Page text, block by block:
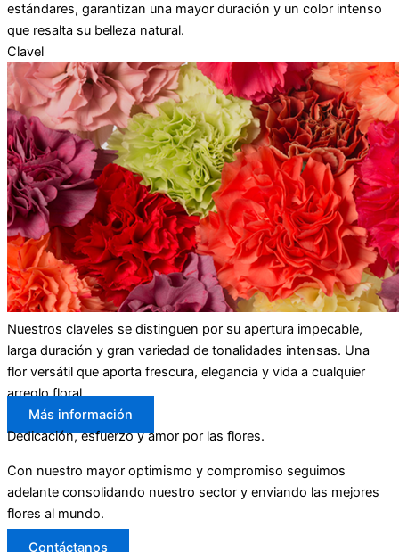
estándares, garantizan una mayor duración y un color intenso
que resalta su belleza natural.
Clavel
Nuestros claveles se distinguen por su apertura impecable,
larga duración y gran variedad de tonalidades intensas. Una
flor versátil que aporta frescura, elegancia y vida a cualquier
arreglo floral.
Más información
Dedicación, esfuerzo y amor por las flores.
Con nuestro mayor optimismo y compromiso seguimos
adelante consolidando nuestro sector y enviando las mejores
flores al mundo.
Contáctanos